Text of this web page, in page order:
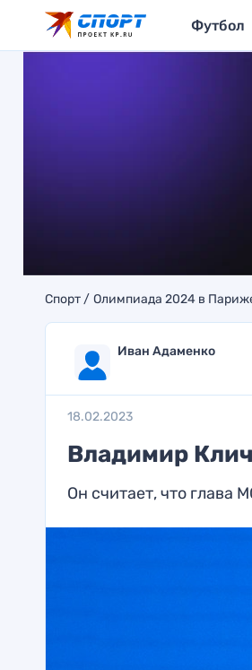
Футбол
Спорт Олимпиада 2024 в
Иван Адаменко
18.02.2023
Владимир
Он считает, что глава